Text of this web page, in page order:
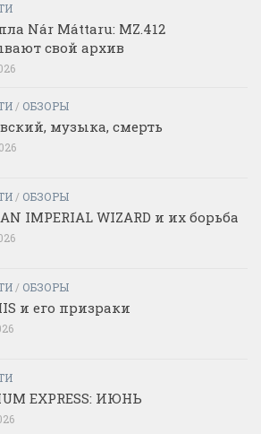
Nár Máttaru: MZ.412
свой архив
/ ОБЗОРЫ
музыка, смерть
/ ОБЗОРЫ
IMPERIAL WIZARD и их борьба
/ ОБЗОРЫ
и его призраки
EXPRESS: ИЮНЬ